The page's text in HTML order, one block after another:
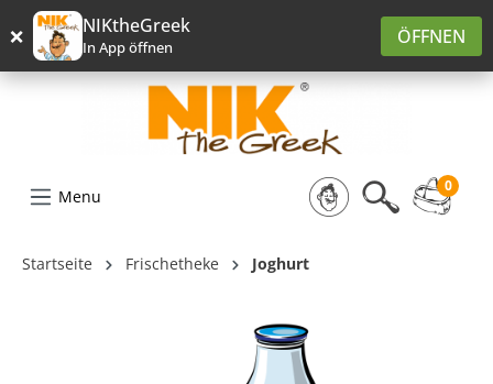
springen
× NIKtheGreek
In App öffnen ÖFFNEN
Menu
0
Startseite Frischetheke Joghurt